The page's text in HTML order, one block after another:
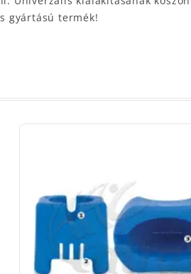
gyártású termék!